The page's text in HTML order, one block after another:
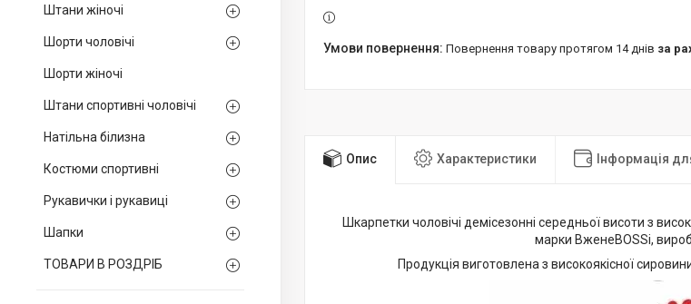
Штани жіночі
Шорти чоловічі
Шорти жіночі
Штани спортивні чоловічі
Натільна білизна
Костюми спортивні
Рукавички і рукавиці
Шапки
ТОВАРИ В РОЗДРІБ
повернення товару протягом 14 днів за
Опис Характеристики Інформація
Шкарпетки чоловічі демісезонні середньої висоти з
марки ВженеBOSSі,
Продукція виготовлена з високоякісної